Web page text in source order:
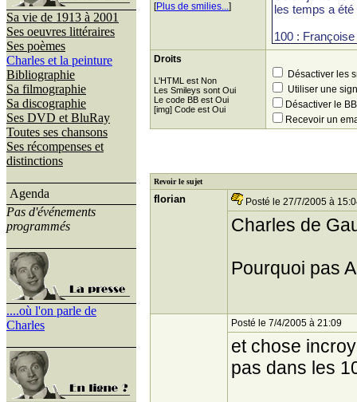
Sa vie de 1913 à 2001
Ses oeuvres littéraires
Ses poèmes
Charles et la peinture
Bibliographie
Sa filmographie
Sa discographie
Ses DVD et BluRay
Toutes ses chansons
Ses récompenses et
distinctions
Agenda
Pas d'événements
programmés
....où l'on parle de
Charles
[Plus de smilies...]
Droits
L'HTML est Non
Les Smileys sont Oui
Le code BB est Oui
[img] Code est Oui
Désactiver les
Utiliser une
Désactiver le
Recevoir un
Revoir le sujet
florian Posté le 27/7/2005 à
Charles de
Pourquoi pas
Posté le 7/4/2005 à 21:09
et chose
pas dans les